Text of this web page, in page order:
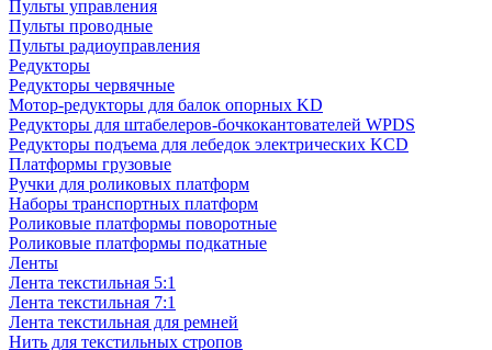
Пульты управления
Пульты проводные
Пульты радиоуправления
Редукторы
Редукторы червячные
Мотор-редукторы для балок опорных KD
Редукторы для штабелеров-бочкокантователей WPDS
Редукторы подъема для лебедок электрических KCD
Платформы грузовые
Ручки для роликовых платформ
Наборы транспортных платформ
Роликовые платформы поворотные
Роликовые платформы подкатные
Ленты
Лента текстильная 5:1
Лента текстильная 7:1
Лента текстильная для ремней
Нить для текстильных стропов